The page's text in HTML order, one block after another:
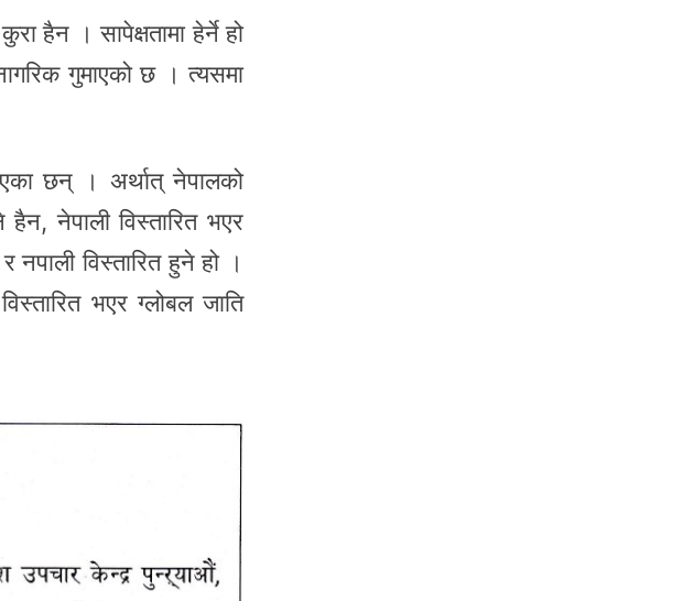
हैन । सापेक्षतामा हेर्ने हो
गुमाएको छ । त्यसमा
छन् । अर्थात् नेपालको
नेपाली विस्तारित भएर
नपाली विस्तारित हुने हो ।
भएर ग्लोबल जाति